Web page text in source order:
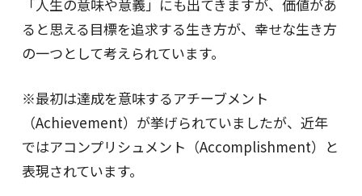
「人生の意味や意義」にも出てきますが、価値があ
ると思える目標を追求する生き方が、幸せな生き方
の一つとして考えられています。
※最初は達成を意味するアチーブメント
（Achievement）が挙げられていましたが、近年
ではアコンプリシュメント（Accomplishment）と
表現されています。